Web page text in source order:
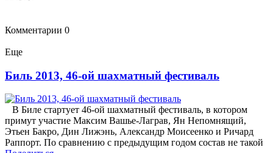
Комментарии 0
Еще
Биль 2013, 46-ой шахматный фестиваль
В Биле стартует 46-ой шахматный фестиваль, в котором
примут участие Максим Вашье-Лаграв, Ян Непомнящий,
Этьен Бакро, Дин Лижэнь, Александр Моисеенко и Ричард
Раппорт. По сравнению с предыдущим годом состав не такой